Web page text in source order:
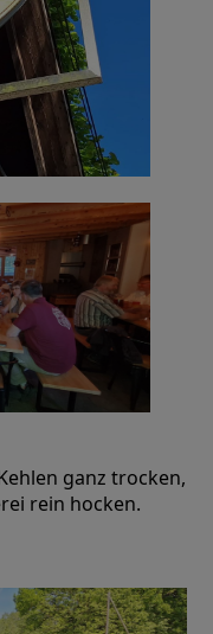
ganz trocken,
rein hocken.